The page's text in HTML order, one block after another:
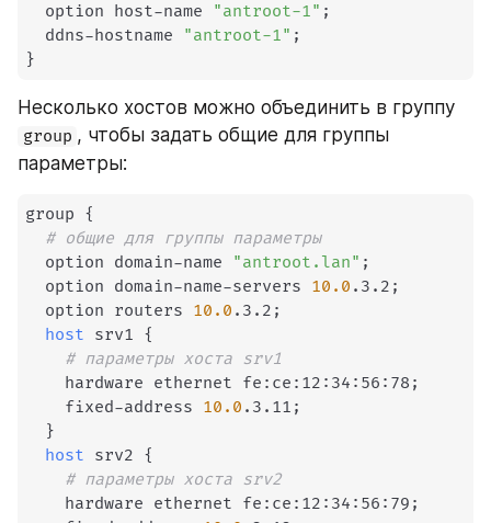
  option host-name
"antroot-1" ;
  ddns-hostname
"antroot-1" ;
}
group , чтобы задать общие для группы
параметры:
group {
# общие для группы параметры
  option domain-name
"antroot.lan" ;
  option domain-name-servers
10.0 .3.2 ;
  option routers
10.0 .3.2 ;
host srv1 {
# параметры хоста srv1
    hardware ethernet fe:ce:12:34:56:78
;
    fixed-address
10.0 .3.11 ;
}
host srv2 {
# параметры хоста srv2
    hardware ethernet fe:ce:12:34:56:79
;